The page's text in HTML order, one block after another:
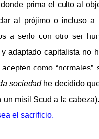
prima el culto al
al prójimo o incluso a
a serlo con otro ser
adaptado capitalista no
como “normales”
sociedadhe decidido
un misil Scud a la cabeza).
el sacrificio.